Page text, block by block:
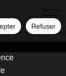
Refuser